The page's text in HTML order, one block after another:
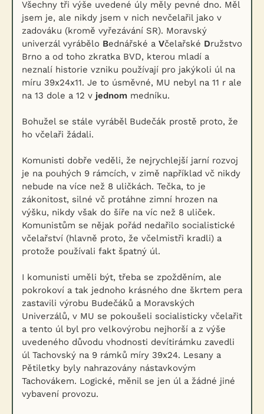
Všechny tři výše uvedené úly měly pevné dno. Měl
jsem je, ale nikdy jsem v nich nevčelařil jako v
zadováku (kromě vyřezávání SR). Moravský
univerzál vyrábělo Bednářské a Včelařské Družstvo
Brno a od toho zkratka BVD, kterou mladí a
neznalí historie vzniku používají pro jakýkoli úl na
míru 39x24x11. Je to úsměvné, MU nebyl na 11 r ale
na 13 dole a 12 v jednom medníku.
Bohužel se stále vyráběl Budečák prostě proto, že
ho včelaři žádali.
Komunisti dobře veděli, že nejrychlejší jarní rozvoj
je na pouhých 9 rámcích, v zimě například vč nikdy
nebude na více než 8 uličkách. Tečka, to je
zákonitost, silné vč protáhne zimní hrozen na
výšku, nikdy však do šíře na víc než 8 uliček.
Komunistům se nějak pořád nedařilo socialistické
včelařství (hlavně proto, že včelmistři kradli) a
protože používali fakt špatný úl.
I komunisti uměli být, třeba se zpožděním, ale
pokrokoví a tak jednoho krásného dne škrtem pera
zastavili výrobu Budečáků a Moravských
Univerzálů, v MU se pokoušeli socialisticky včelařit
a tento úl byl pro velkovýrobu nejhorší a z výše
uvedeného důvodu vhodnosti devítirámku zavedli
úl Tachovský na 9 rámků míry 39x24. Lesany a
Pětiletky byly nahrazovány nástavkovým
Tachovákem. Logické, měnil se jen úl a žádné jiné
vybavení provozu.